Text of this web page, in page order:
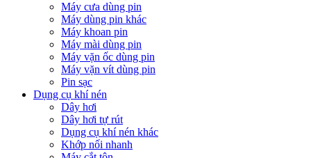
Máy cưa dùng pin
Máy dùng pin khác
Máy khoan pin
Máy mài dùng pin
Máy vặn ốc dùng pin
Máy vặn vít dùng pin
Pin sạc
Dụng cụ khí nén
Dây hơi
Dây hơi tự rút
Dụng cụ khí nén khác
Khớp nối nhanh